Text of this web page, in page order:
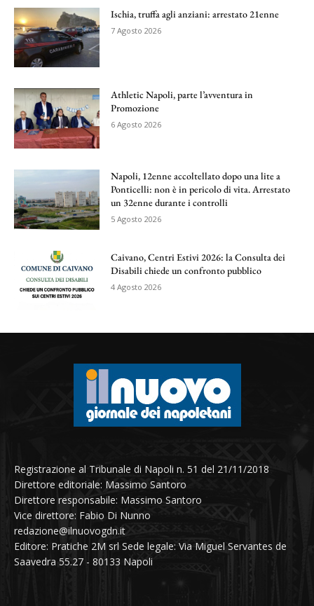
Ischia, truffa agli anziani: arrestato 21enne
7 Agosto 2026
Athletic Napoli, parte l’avventura in
Promozione
6 Agosto 2026
Napoli, 12enne accoltellato dopo una lite a
Ponticelli: non è in pericolo di vita. Arrestato
un 32enne durante i controlli
5 Agosto 2026
Caivano, Centri Estivi 2026: la Consulta dei
Disabili chiede un confronto pubblico
4 Agosto 2026
Registrazione al Tribunale di Napoli n. 51 del 21/11/2018
Direttore editoriale: Massimo Santoro
Direttore responsabile: Massimo Santoro
Vice direttore: Fabio Di Nunno
redazione@ilnuovogdn.it
Editore: Pratiche 2M srl Sede legale: Via Miguel Servantes de
Saavedra 55.27 - 80133 Napoli